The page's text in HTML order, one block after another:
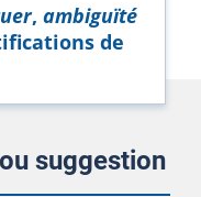
, ambiguïté
de
suggestion